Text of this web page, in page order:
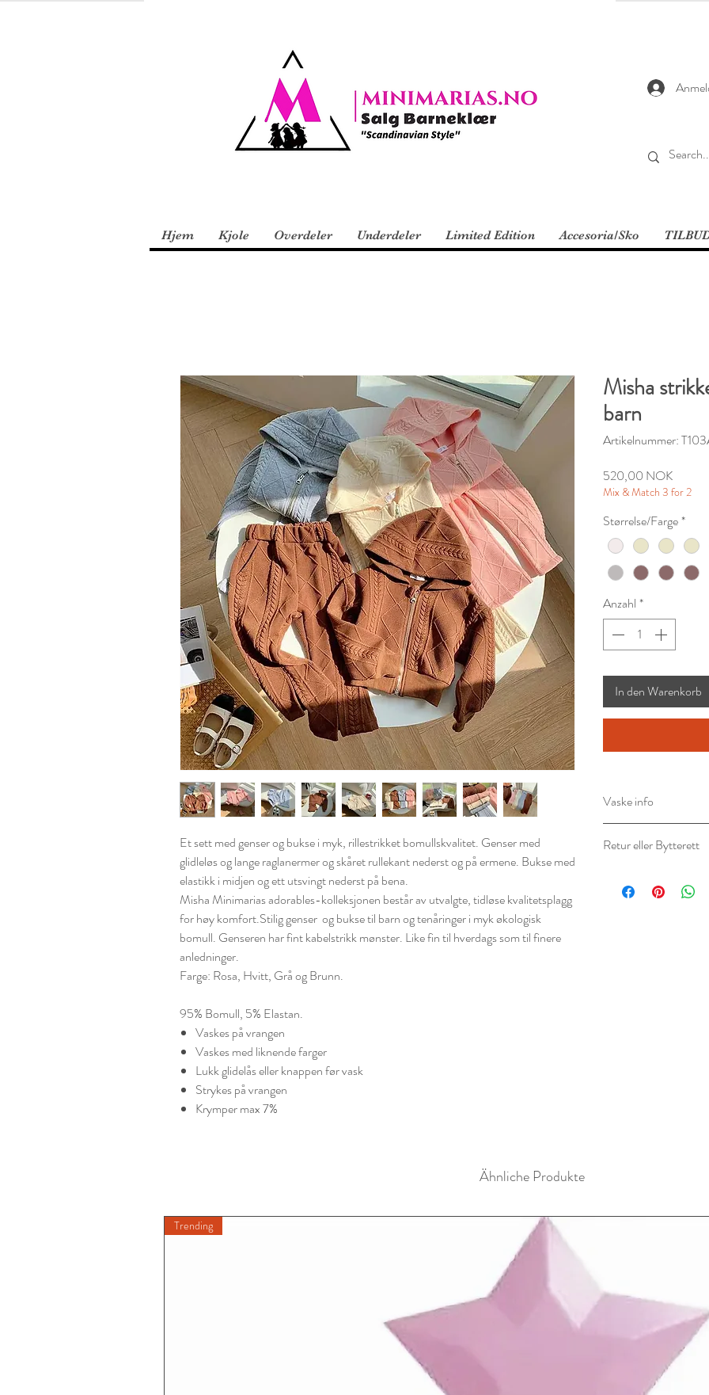
Hjem Kjole Overdeler Underdeler Limited Edition Accesoria/Sko
Et sett med genser og bukse i myk, rillestrikket bomullskvalitet. Genser med
glidleløs og lange raglanermer og skåret rullekant nederst og på ermene. Bukse med
elastikk i midjen og ett utsvingt nederst på bena.
Misha Minimarias adorables-kolleksjonen består av utvalgte, tidløse kvalitetsplagg
for høy komfort.Stilig genser og bukse til barn og tenåringer i myk økologisk
bomull. Genseren har fint kabelstrikk mønster. Like fin til hverdags som til finere
anledninger.
Farge: Rosa, Hvitt, Grå og Brunn.
95% Bomull, 5% Elastan.
Vaskes på vrangen
Vaskes med liknende farger
Lukk glidelås eller knappen før vask
Strykes på vrangen
Krymper max 7%
Misha
barn
Artikelnummer:
520,00 NOKPreis
Mix & Match 3 for 2
Størrelse/Farge*
Anzahl *
In den Warenkorb
Vaske info
Pleieinstruksjoner
Retur eller Bytterett
ubrukte varer.
Ähnliche Produkte
Trending